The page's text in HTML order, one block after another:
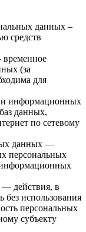
данных –
средств
временное
(за
для
и информационных
данных,
по сетевому
данных —
персональных
действия, в
без использования
персональных
субъекту